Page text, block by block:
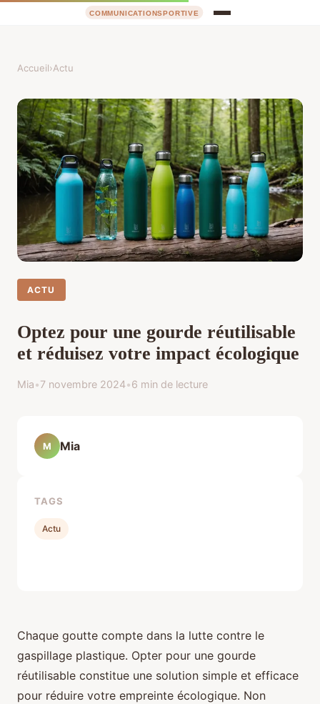
Accueil›Actu
ACTU
Optez pour une gourde réutilisable
et réduisez votre impact écologique
Mia•7 novembre 2024•6 min de lecture
Chaque goutte compte dans la lutte contre le
gaspillage plastique. Opter pour une gourde
réutilisable constitue une solution simple et efficace
pour réduire votre empreinte écologique. Non
M Mia
TAGS
Actu